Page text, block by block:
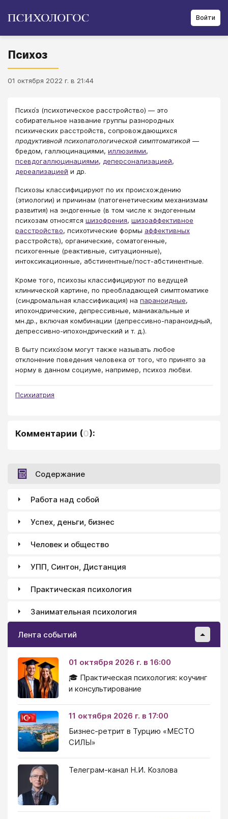
Войти
Психоз
01 октября 2022 г. в 21:44
Психо́з (психотическое расстройство) — это
собирательное название группы разнородных
психических расстройств, сопровождающихся
продуктивной психопатологической симптоматикой —
бредом, галлюцинациями, иллюзиями,
псевдогаллюцинациями, деперсонализацией,
дереализацией и др.
Психозы классифицируют по их происхождению
(этиологии) и причинам (патогенетическим механизмам
развития) на эндогенные (в том числе к эндогенным
психозам относятся шизофрения, шизоаффективное
расстройство, психотические формы аффективных
расстройств), органические, соматогенные,
психогенные (реактивные, cитуационные),
интоксикационные, абстинентные/пост-абстинентные.
Кроме того, психозы классифицируют по ведущей
клинической картине, по преобладающей симптоматике
(синдромальная классификация) на параноидные,
ипохондрические, депрессивные, маниакальные и
мн.др., включая комбинации (депрессивно-параноидный,
депрессивно-ипохондрический и т. д.).
В быту психо́зом могут также называть любое
отклонение поведения человека от того, что принято за
норму в данном социуме, например, психоз любви.
Психиатрия
Комментарии (0):
Содержание
Работа над собой
Успех, деньги, бизнес
Человек и общество
УПП, Синтон, Дистанция
Практическая психология
Занимательная психология
Лента событий
01 октября 2026 г. в 16:00
🎓 Практическая психология: коучинг
и консультирование
11 октября 2026 г. в 17:00
Бизнес-ретрит в Турцию «МЕСТО
СИЛЫ»
Телеграм-канал Н.И. Козлова